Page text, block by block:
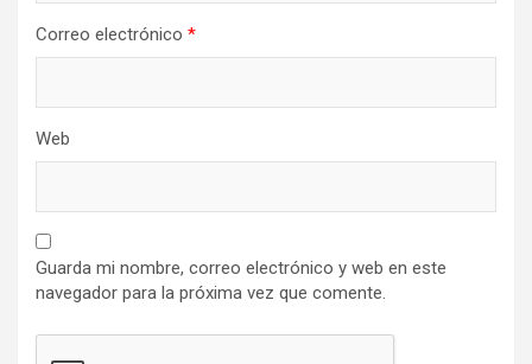
Correo electrónico *
Web
Guarda mi nombre, correo electrónico y web en este
navegador para la próxima vez que comente.